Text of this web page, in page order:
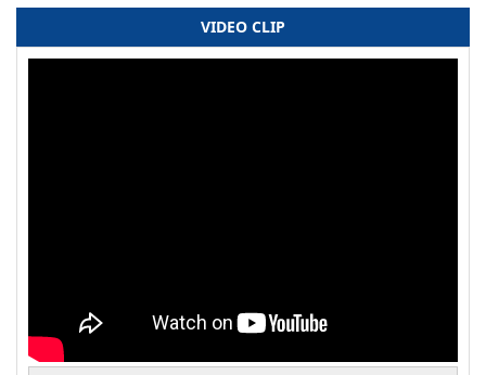
VIDEO CLIP